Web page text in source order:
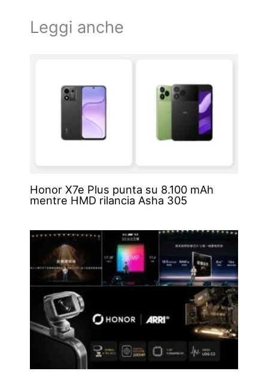
Leggi anche
Honor X7e Plus punta su 8.100 mAh
mentre HMD rilancia Asha 305